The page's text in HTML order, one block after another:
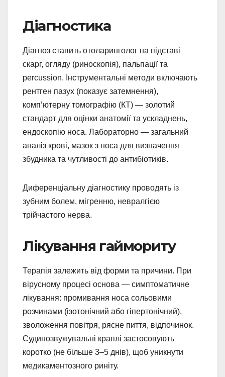
Діагностика
Діагноз ставить отоларинголог на підставі
скарг, огляду (риноскопія), пальпації та
percussion. Інструментальні методи включають
рентген пазух (показує затемнення),
комп’ютерну томографію (КТ) — золотий
стандарт для оцінки анатомії та ускладнень,
ендоскопію носа. Лабораторно — загальний
аналіз крові, мазок з носа для визначення
збудника та чутливості до антибіотиків.
Диференціальну діагностику проводять із
зубним болем, мігренню, невралгією
трійчастого нерва.
Лікування гаймориту
Терапія залежить від форми та причини. При
вірусному процесі основа — симптоматичне
лікування: промивання носа сольовими
розчинами (ізотонічний або гіпертонічний),
зволоження повітря, рясне пиття, відпочинок.
Судинозвужувальні краплі застосовують
коротко (не більше 3–5 днів), щоб уникнути
медикаментозного риніту.